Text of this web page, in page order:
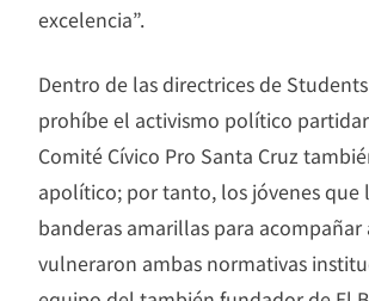
excelencia”.
Dentro de las directrices de
prohíbe el activismo político
Comité Cívico Pro Santa Cruz
apolítico; por tanto, los jóvenes que
banderas amarillas para acompañar
vulneraron ambas normativas